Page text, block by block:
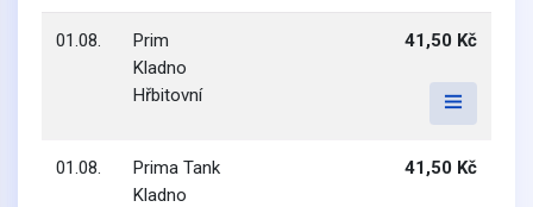
01.08.
Prim
Kladno
Hřbitovní
41,50 Kč
01.08.
Prima Tank
Kladno
41,50 Kč